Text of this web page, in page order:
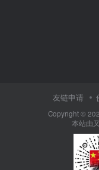
友链申请
Copyright ©
本站由